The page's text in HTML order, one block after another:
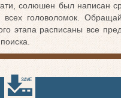
солюшен был написан
головоломок.
этапа расписаны все